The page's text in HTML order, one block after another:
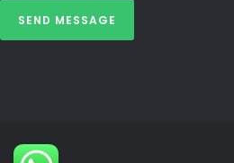
SEND MESSAGE